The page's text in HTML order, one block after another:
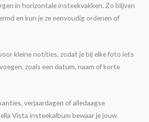
in horizontale insteekvakken. Zo blijven
en kun je ze eenvoudig ordenen of
kleine notities, zodat je bij elke foto iets
zoals een datum, naam of korte
verjaardagen of alledaagse
Vista insteekalbum bewaar je jouw